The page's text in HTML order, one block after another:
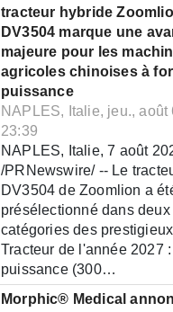
tracteur hybride
DV3504 marque une
majeure pour les
agricoles chinoises à
puissance
NAPLES, Italie, jeu., août
23:39
NAPLES, Italie, 7 août
/PRNewswire/ -- Le
DV3504 de Zoomlion a
présélectionné dans deux
catégories des
Tracteur de l'année 2027
puissance (300…
Morphic® Medical